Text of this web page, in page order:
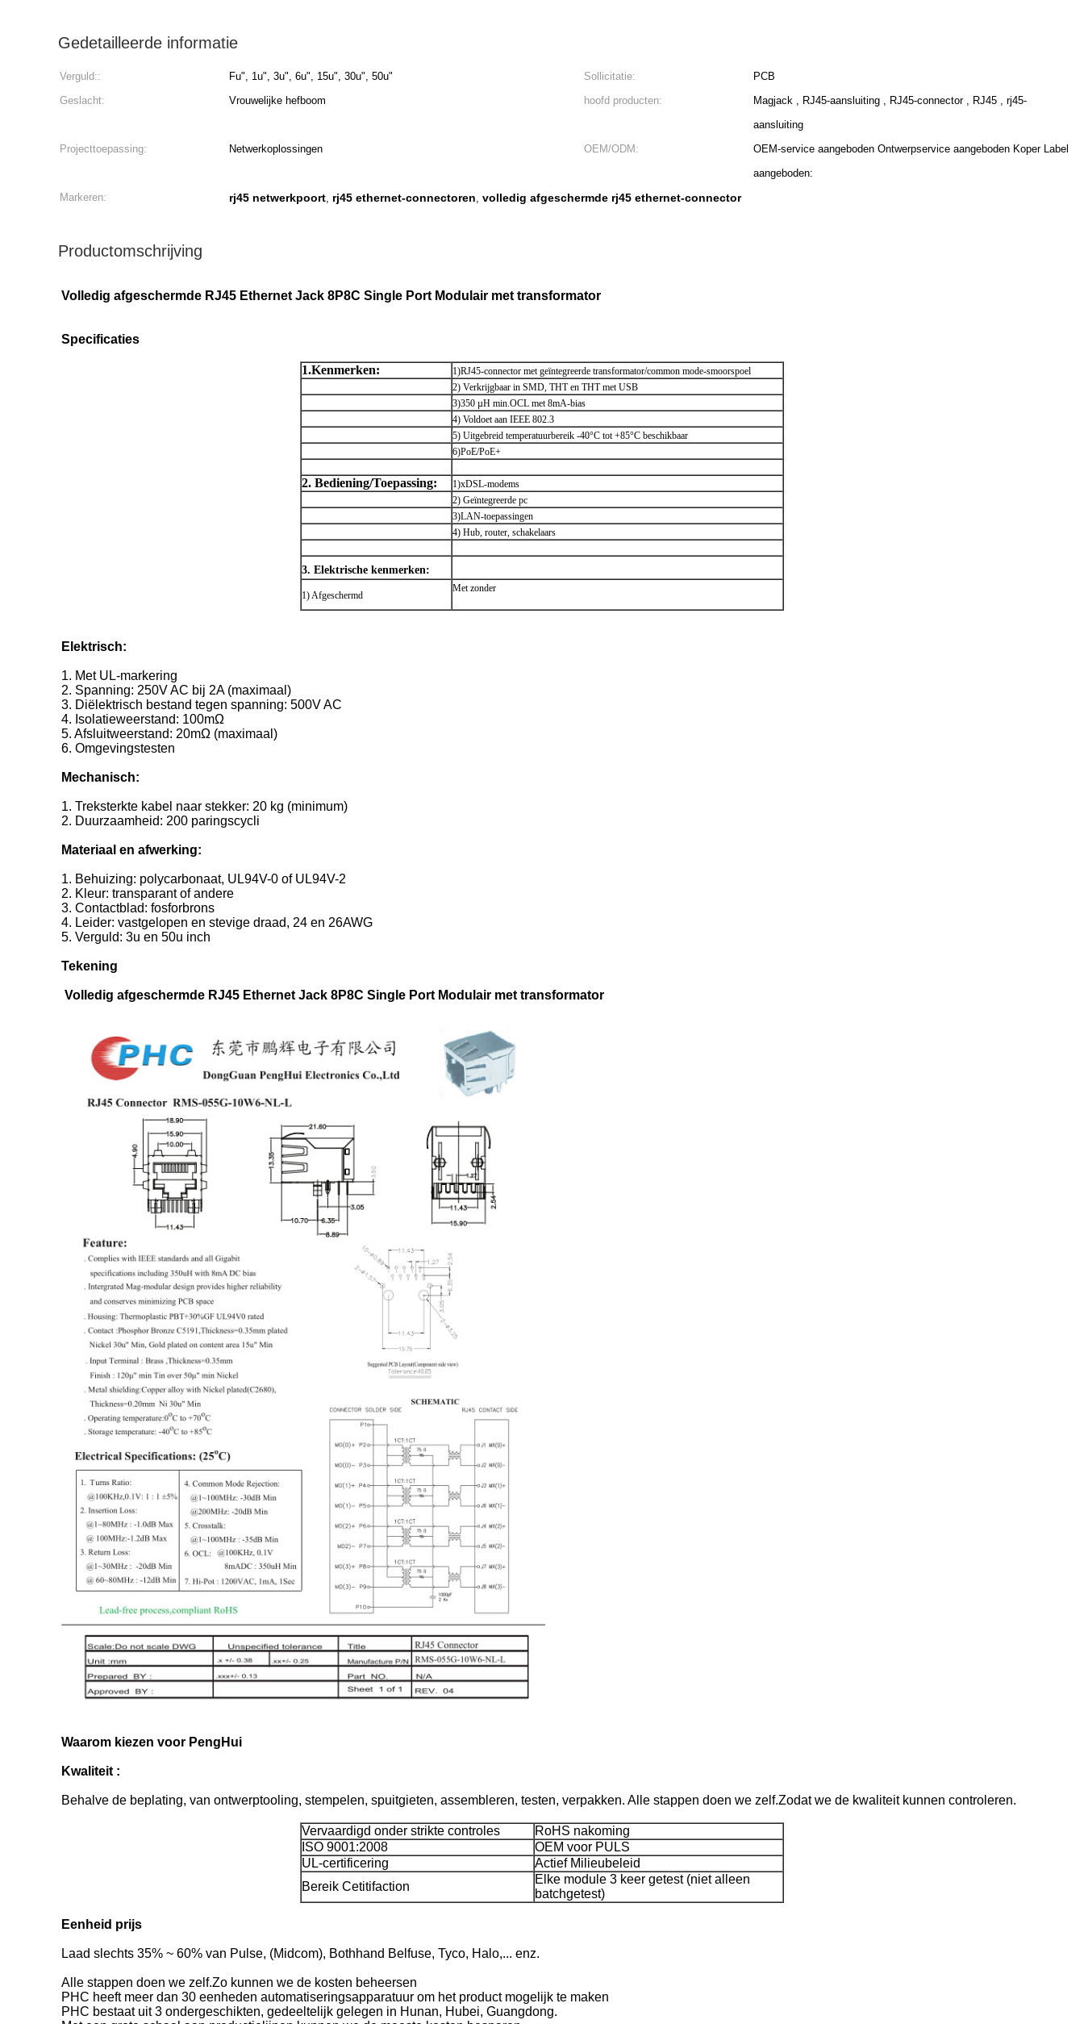
Gedetailleerde informatie
Verguld:: Fu", 1u", 3u", 6u", 15u", 30u", 50u" Sollicitatie:
PCB
Geslacht:
Vrouwelijke hefboom hoofd producten:
Magjack , RJ45-aansluiting , RJ45-connector , RJ45 , rj45-
aansluiting
Projecttoepassing:
Netwerkoplossingen OEM/ODM:
OEM-service aangeboden Ontwerpservice aangeboden Koper Label
aangeboden:
Markeren:
rj45 netwerkpoort, rj45 ethernet-connectoren, volledig afgeschermde rj45 ethernet-connector
Productomschrijving
Volledig afgeschermde RJ45 Ethernet Jack 8P8C Single Port Modulair met transformator
Specificaties
1.Kenmerken:
1)RJ45-connector met geïntegreerde transformator/common mode-smoorspoel
2) Verkrijgbaar in SMD, THT en THT met USB
3)350 µH min.OCL met 8mA-bias
4) Voldoet aan IEEE 802.3
5) Uitgebreid temperatuurbereik -40°C tot +85°C beschikbaar
6)PoE/PoE+
2. Bediening/Toepassing:
1)xDSL-modems
2) Geïntegreerde pc
3)LAN-toepassingen
4) Hub, router, schakelaars
3. Elektrische kenmerken:
1) Afgeschermd
Met zonder
Elektrisch:
1. Met UL-markering
2. Spanning: 250V AC bij 2A (maximaal)
3. Diëlektrisch bestand tegen spanning: 500V AC
4. Isolatieweerstand: 100mΩ
5. Afsluitweerstand: 20mΩ (maximaal)
6. Omgevingstesten
Mechanisch:
1. Treksterkte kabel naar stekker: 20 kg (minimum)
2. Duurzaamheid: 200 paringscycli
Materiaal en afwerking:
1. Behuizing: polycarbonaat, UL94V-0 of UL94V-2
2. Kleur: transparant of andere
3. Contactblad: fosforbrons
4. Leider: vastgelopen en stevige draad, 24 en 26AWG
5. Verguld: 3u en 50u inch
Tekening
Volledig afgeschermde RJ45 Ethernet Jack 8P8C Single Port Modulair met transformator
Waarom kiezen voor PengHui
Kwaliteit :
Behalve de beplating, van ontwerptooling, stempelen, spuitgieten, assembleren, testen, verpakken. Alle stappen doen we zelf.Zodat we de kwaliteit kunnen controleren.
Vervaardigd onder strikte controles
RoHS nakoming
ISO 9001:2008
OEM voor PULS
UL-certificering
Actief Milieubeleid
Bereik Cetitifaction
Elke module 3 keer getest (niet alleen
batchgetest)
Eenheid prijs
Laad slechts 35% ~ 60% van Pulse, (Midcom), Bothhand Belfuse, Tyco, Halo,... enz.
Alle stappen doen we zelf.Zo kunnen we de kosten beheersen
PHC heeft meer dan 30 eenheden automatiseringsapparatuur om het product mogelijk te maken
PHC bestaat uit 3 ondergeschikten, gedeeltelijk gelegen in Hunan, Hubei, Guangdong.